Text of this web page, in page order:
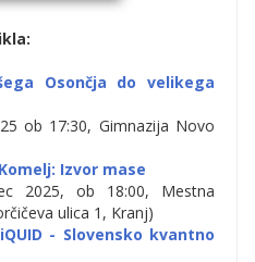
Osončja do velikega
ob 17:30, Gimnazija Novo
Izvor mase
2025, ob 18:00, Mestna
ulica 1, Kranj)
- Slovensko kvantno